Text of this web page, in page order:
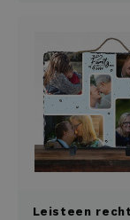
Leisteen